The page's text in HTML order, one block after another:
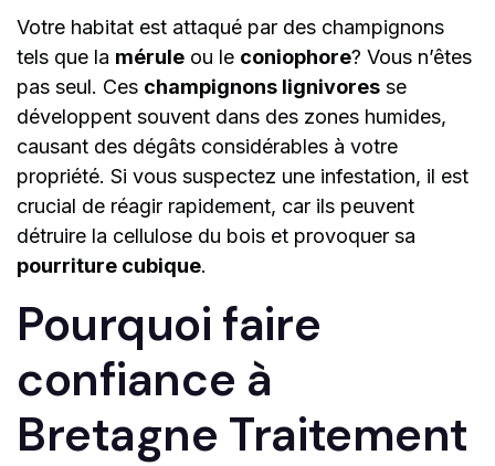
Votre habitat est attaqué par des champignons
tels que la mérule ou le coniophore? Vous n’êtes
pas seul. Ces champignons lignivores se
développent souvent dans des zones humides,
causant des dégâts considérables à votre
propriété. Si vous suspectez une infestation, il est
crucial de réagir rapidement, car ils peuvent
détruire la cellulose du bois et provoquer sa
pourriture cubique.
Pourquoi faire
confiance à
Bretagne Traitement